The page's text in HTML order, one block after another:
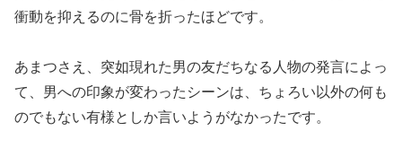
衝動を抑えるのに骨を折ったほどです。
あまつさえ、突如現れた男の友だちなる人物の発言によっ
て、男への印象が変わったシーンは、ちょろい以外の何も
のでもない有様としか言いようがなかったです。